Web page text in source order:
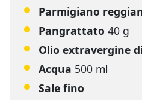
Parmigiano
Pangrattato 40 g
Olio extravergine
Acqua 500 ml
Sale fino